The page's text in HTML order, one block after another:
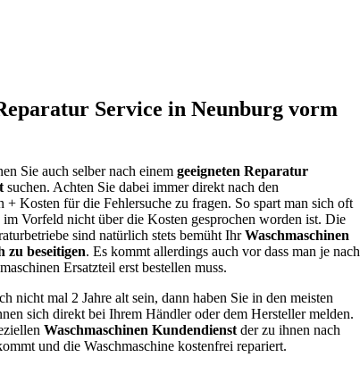
Service in Neunburg vorm
Sie auch selber nach einem geeigneten Reparatur
suchen. Achten Sie dabei immer direkt nach den
+ Kosten für die Fehlersuche zu fragen. So spart man sich oft
Vorfeld nicht über die Kosten gesprochen worden ist. Die
sind natürlich stets bemüht IhrWaschmaschinen
zu beseitigen. Es kommt allerdings auch vor dass man je nach
Ersatzteil erst bestellen muss.
nicht mal 2 Jahre alt sein, dann haben Sie in den meisten
sich direkt bei Ihrem Händler oder dem Hersteller melden.
Waschmaschinen Kundendienst der zu ihnen nach
und die Waschmaschine kostenfrei repariert.